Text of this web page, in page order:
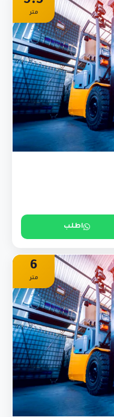
متر
اطلب
6
متر